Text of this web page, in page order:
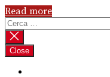
Read more
Ricerca
per:
Close